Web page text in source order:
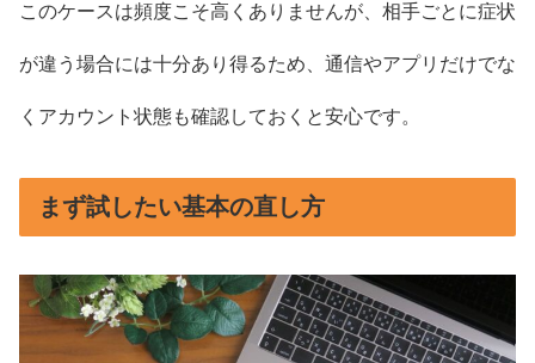
このケースは頻度こそ高くありませんが、相手ごとに症状
が違う場合には十分あり得るため、通信やアプリだけでな
くアカウント状態も確認しておくと安心です。
まず試したい基本の直し方